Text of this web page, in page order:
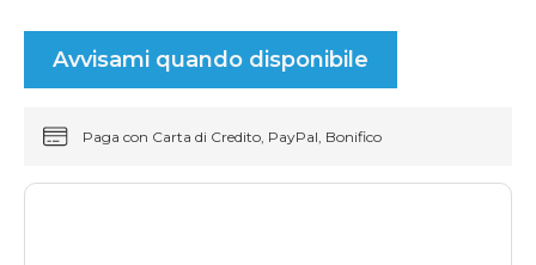
Avvisami quando disponibile
Paga con Carta di Credito, PayPal, Bonifico